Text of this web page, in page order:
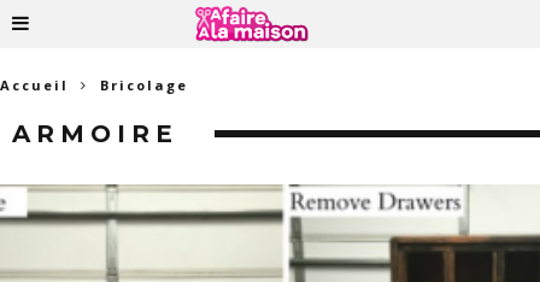
Accueil Bricolage
ARMOIRE